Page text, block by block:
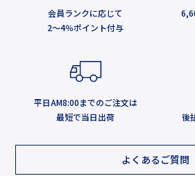
会員ランクに応じて
2～4％ポイント付与
平日AM8:00までのご注文は
最短で当日出荷
後
よくあるご質問